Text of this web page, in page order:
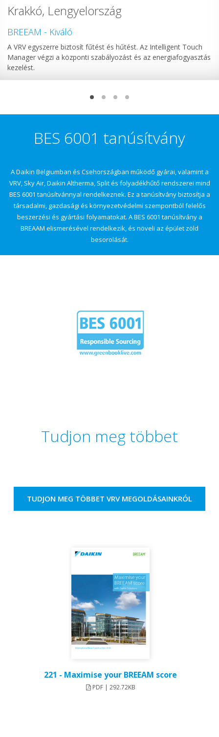
Krakkó, Lengyelország
BREEAM - Kiváló
A VRV egyszerre biztosít fűtést és hűtést. Az Intelligent Touch
Manager végzi a központi szabályozást és az energiafogyasztás
kezelést.
BES 6001 tanúsítvány
A Daikin Belgiumban és Csehországban működő gyárai, valamint a
VRV, Sky Air, Daikin Altherma, Split és folyadékhűtő rendszerei mind
BES 6001 tanúsítvánnyal rendelkeznek. Ez a tanúsítvány biztosítja a
társadalmi, gazdasági és környezetvédelmi szempontból felelős
beszerzési és gyártási folyamatokat. A BES 6001 tanúsítvány a
BREAAM elismerésével rendelkezik, és növeli az épület zöld
besorolását.
Tudjon meg többet
TUDJON MEG TÖBBET VRV MEGOLDÁSAINKRÓL
221 - Maximise your BREEAM score
PDF | 292.72KB